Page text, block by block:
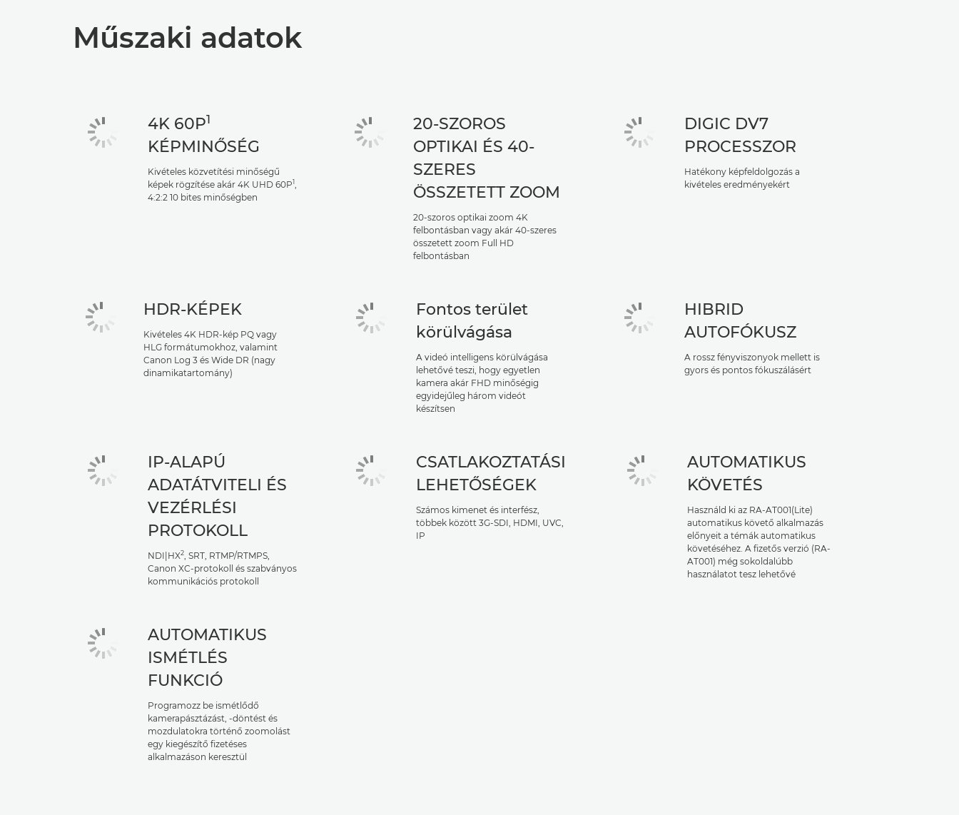
Műszaki adatok
4K 60P1
KÉPMINŐSÉG
Kivételes közvetítési minőségű
képek rögzítése akár 4K UHD 60P1
4:2:2 10 bites minőségben
20-SZOROS
OPTIKAI ÉS 40-
SZERES
ÖSSZETETT ZOOM
20-szoros optikai zoom 4K
felbontásban vagy akár 40-szeres
összetett zoom Full HD
felbontásban
DIGIC DV7
PROCESSZOR
Hatékony képfeldolgozás a
kivételes eredményekért
HDR-KÉPEK
Kivételes 4K HDR-kép PQ vagy
HLG formátumokhoz, valamint
Canon Log 3 és Wide DR (nagy
dinamikatartomány)
Fontos terület
körülvágása
A videó intelligens körülvágása
lehetővé teszi, hogy egyetlen
kamera akár FHD minőségig
egyidejűleg három videót
készítsen
HIBRID
AUTOFÓKUSZ
A rossz fényviszonyok mellett is
gyors és pontos fókuszálásért
IP-ALAPÚ
ADATÁTVITELI ÉS
VEZÉRLÉSI
PROTOKOLL
NDI|HX2 , SRT, RTMP/RTMPS,
Canon XC-protokoll és szabványos
kommunikációs protokoll
CSATLAKOZTATÁSI
LEHETŐSÉGEK
Számos kimenet és interfész,
többek között 3G-SDI, HDMI, UVC,
IP
AUTOMATIKUS
KÖVETÉS
Használd ki az RA-AT001(Lite)
automatikus követő alkalmazás
előnyeit a témák automatikus
követéséhez. A fizetős verzió (RA-
AT001) még sokoldalúbb
használatot tesz lehetővé
AUTOMATIKUS
ISMÉTLÉS
FUNKCIÓ
Programozz be ismétlődő
kamerapásztázást, -döntést és
mozdulatokra történő zoomolást
egy kiegészítő fizetéses
alkalmazáson keresztül